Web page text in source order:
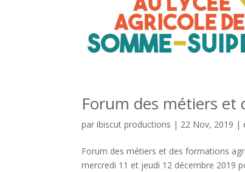
Forum des métiers et
paribiscut productions | 22 Nov, 2019 |
Forum des métiers et des formations
mercredi 11 et jeudi 12 décembre 2019